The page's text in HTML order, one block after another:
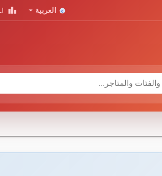
العربية arrow_drop_down
leaderboard